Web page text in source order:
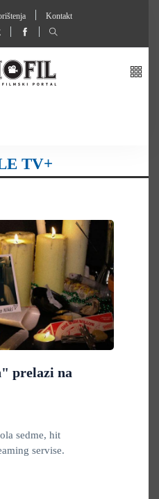
Kontakt
TV+
prelazi na
sedme, hit
servise.